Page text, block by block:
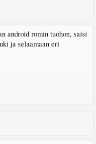
android romin tuohon, saisi
ja selaamaan eri